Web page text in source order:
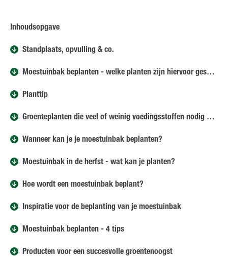
Inhoudsopgave
Standplaats, opvulling & co.
Moestuinbak beplanten - welke planten zijn hiervoor geschikt?
Planttip
Groenteplanten die veel of weinig voedingsstoffen nodig hebben
Wanneer kan je je moestuinbak beplanten?
Moestuinbak in de herfst - wat kan je planten?
Hoe wordt een moestuinbak beplant?
Inspiratie voor de beplanting van je moestuinbak
Moestuinbak beplanten - 4 tips
Producten voor een succesvolle groentenoogst